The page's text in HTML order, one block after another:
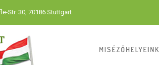
Str. 30, 70186 Stuttgart
MISÉZŐHELYEINK